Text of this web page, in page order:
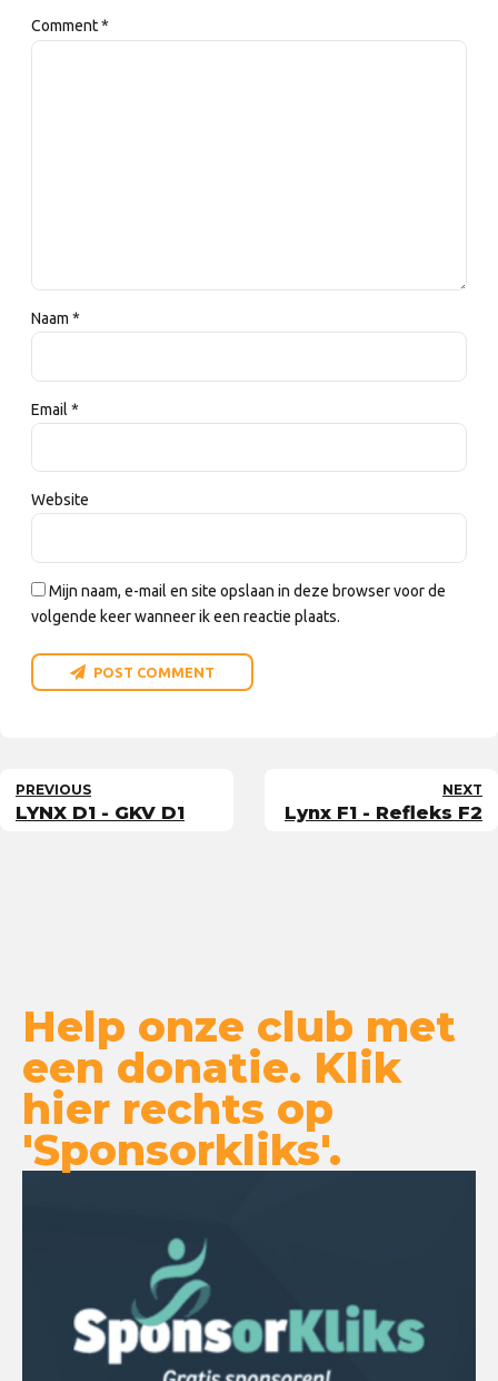
Comment*
Naam *
Email *
Website
Mijn naam, e-mail en site opslaan in deze browser voor de
volgende keer wanneer ik een reactie plaats.
POST COMMENT
PREVIOUS
LYNX D1 - GKV D1
NEXT
Lynx F1 - Refleks F2
Help onze club met
een donatie. Klik
hier rechts op
'Sponsorkliks'.